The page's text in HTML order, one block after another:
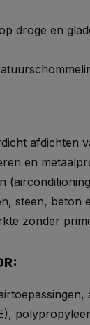
droge en
afdichten
en
steen, beton
zonder